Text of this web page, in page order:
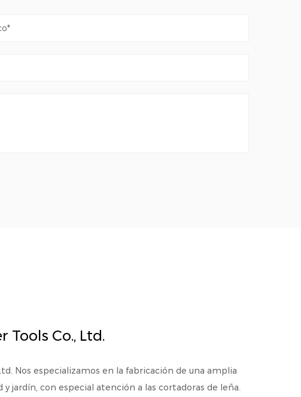
Tools Co., Ltd.
Nos especializamos en la fabricación de una amplia
jardín, con especial atención a las cortadoras de leña.